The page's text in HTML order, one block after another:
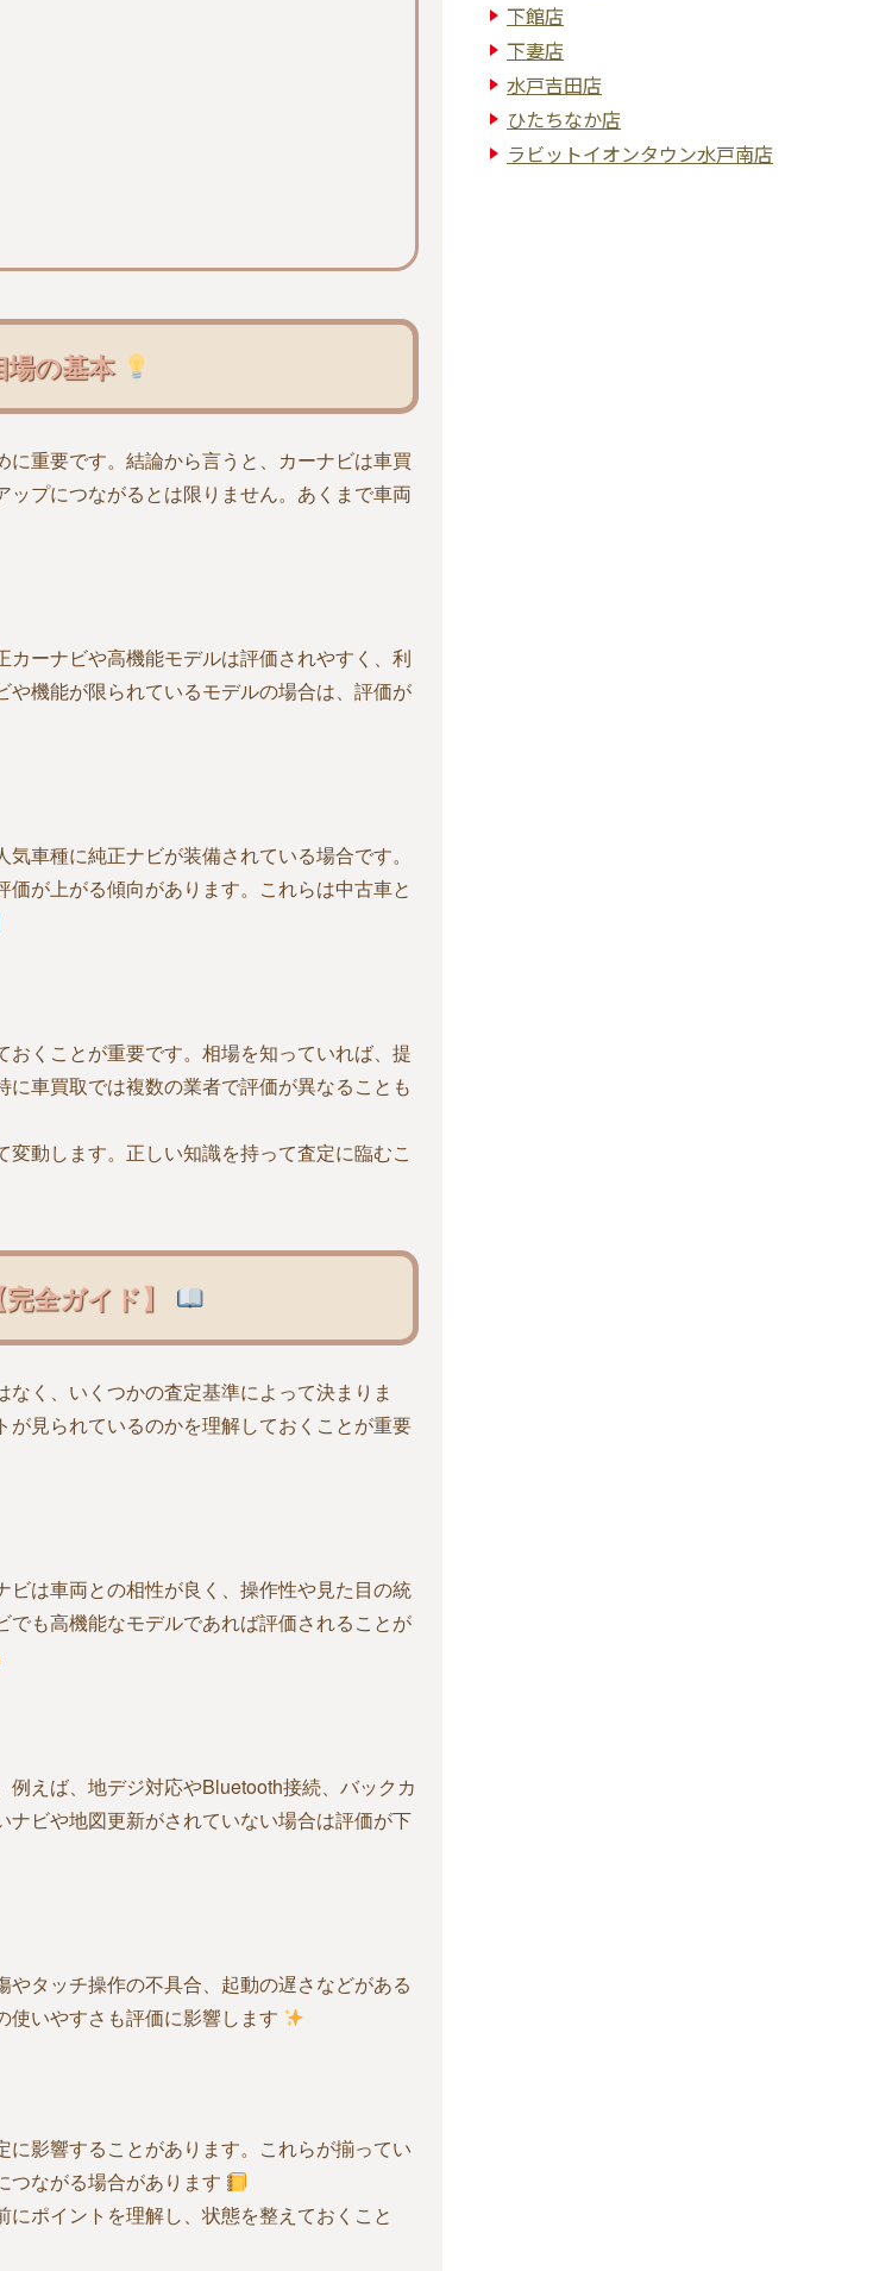
場の基本
重要です。結論から言うと、カーナビは車買
プにつながるとは限りません。あくまで車両
ーナビや高機能モデルは評価されやすく、利
機能が限られているモデルの場合は、評価が
車種に純正ナビが装備されている場合です。
が上がる傾向があります。これらは中古車と
くことが重要です。相場を知っていれば、提
車買取では複数の業者で評価が異なることも
動します。正しい知識を持って査定に臨むこ
全ガイド】
く、いくつかの査定基準によって決まりま
見られているのかを理解しておくことが重要
は車両との相性が良く、操作性や見た目の統
も高機能なモデルであれば評価されることが
えば、地デジ対応やBluetooth接続、バックカ
ビや地図更新がされていない場合は評価が下
タッチ操作の不具合、起動の遅さなどがある
使いやすさも評価に影響します
影響することがあります。これらが揃ってい
つながる場合があります
ポイントを理解し、状態を整えておくこと
下館店
下妻店
水戸吉田店
ひたちなか店
ラビットイオンタウン水戸南店